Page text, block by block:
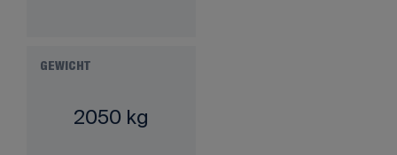
GEWICHT
2050 kg